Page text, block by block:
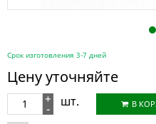
1
Срок изготовления 3-7 дней
Цену уточняйте
+
- шт. В